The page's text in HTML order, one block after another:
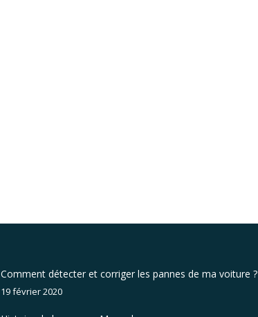
Comment détecter et corriger les pannes de ma voiture ?
19 février 2020